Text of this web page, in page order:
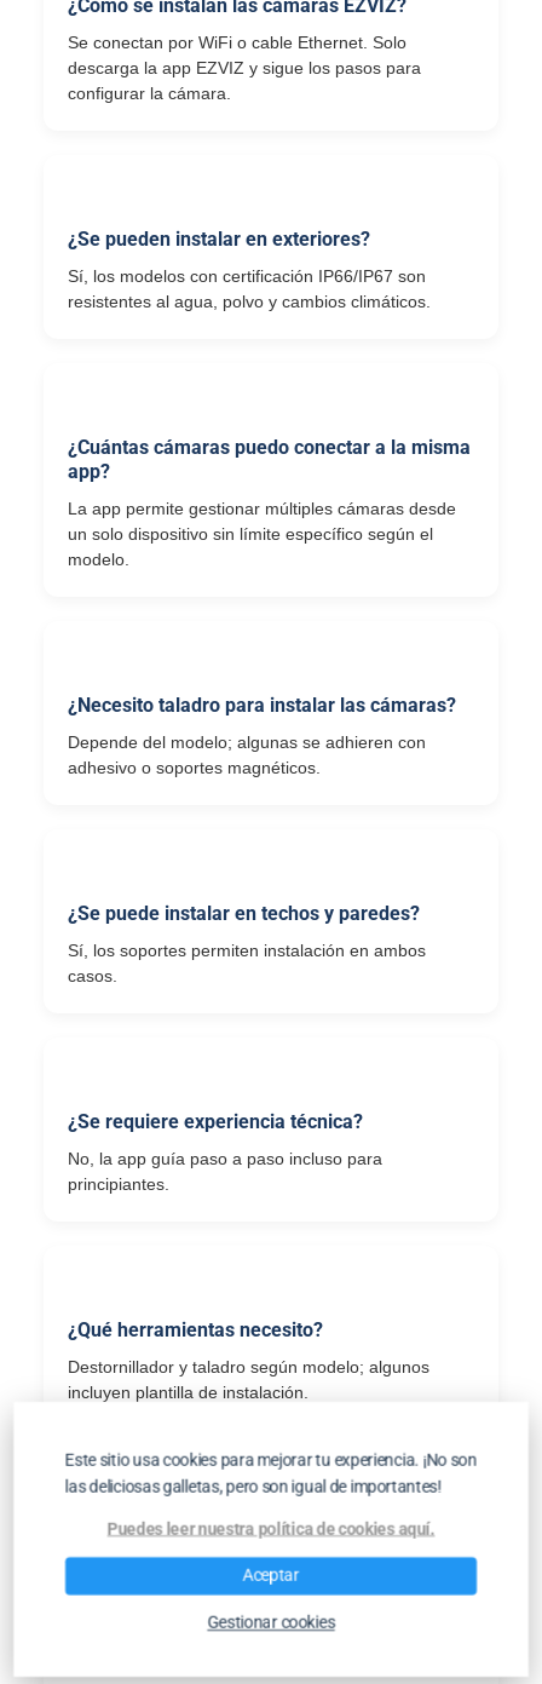
¿Cómo se instalan las cámaras EZVIZ?
Se conectan por WiFi o cable Ethernet. Solo
descarga la app EZVIZ y sigue los pasos para
configurar la cámara.
¿Se pueden instalar en exteriores?
Sí, los modelos con certificación IP66/IP67 son
resistentes al agua, polvo y cambios climáticos.
¿Cuántas cámaras puedo conectar a la misma
app?
La app permite gestionar múltiples cámaras desde
un solo dispositivo sin límite específico según el
modelo.
¿Necesito taladro para instalar las cámaras?
Depende del modelo; algunas se adhieren con
adhesivo o soportes magnéticos.
¿Se puede instalar en techos y paredes?
Sí, los soportes permiten instalación en ambos
casos.
¿Se requiere experiencia técnica?
No, la app guía paso a paso incluso para
principiantes.
¿Qué herramientas necesito?
Destornillador y taladro según modelo; algunos
incluyen plantilla de instalación.
¿Cuánto tarda la instalación?
Entre 10 y 30 minutos por cámara según experiencia
y modelo.
Este sitio usa cookies para mejorar tu experiencia. ¡No son
las deliciosas galletas, pero son igual de importantes!
Puedes leer nuestra política de cookies aquí.
Aceptar
Gestionar cookies